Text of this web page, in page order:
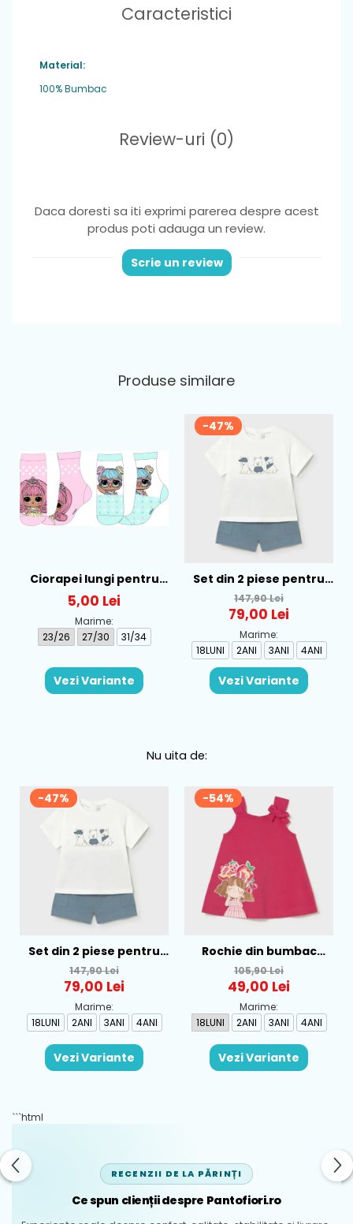
Caracteristici
Material:
100% Bumbac
Review-uri (0)
Daca doresti sa iti exprimi parerea despre acest
produs poti adauga un review.
Scrie un review
Produse similare
Ciorapei lungi pentru
fete cu personaj LOL -
52-34-315
5,00 Lei
Marime:
23/26
27/30 31/34
Vezi Variante
-47%
Set din 2 piese pentru
baieti Mayoral, Alb-
Albastru - 1665-31
147,90 Lei
79,00 Lei
Marime:
18LUNI
2ANI 3ANI 4ANI
Vezi Variante
Nu uita de:
-47%
Set din 2 piese pentru
baieti Mayoral, Alb-
Albastru - 1665-31
147,90 Lei
79,00 Lei
Marime:
18LUNI
2ANI 3ANI 4ANI
Vezi Variante
-54%
Rochie din bumbac
pentru fete Mayoral,
Rosu - 1930-069
105,90 Lei
49,00 Lei
Marime:
18LUNI
2ANI 3ANI 4ANI
Vezi Variante
```html
RECENZII DE LA PĂRINȚI
Ce spun clienții despre Pantofiori.ro